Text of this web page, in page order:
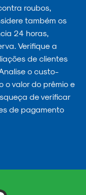
roubos,
também os
24 horas,
Verifique a
de clientes
o custo-
o valor do prêmio e
de verificar
de pagamento